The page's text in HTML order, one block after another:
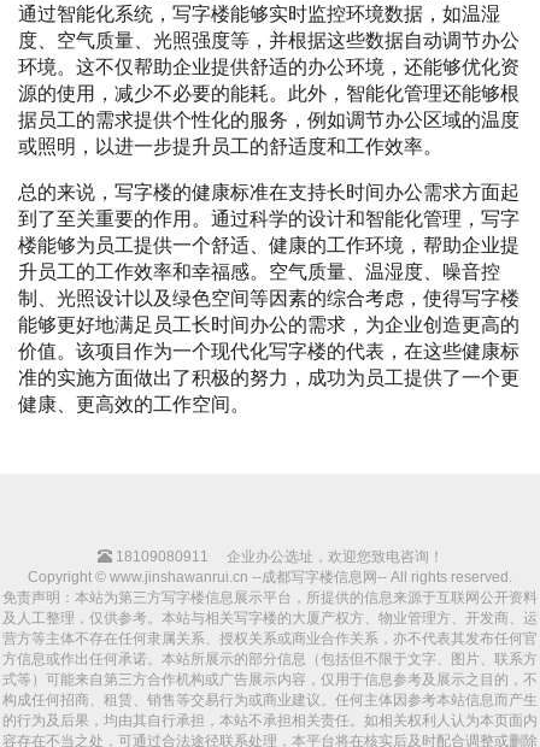
通过智能化系统，写字楼能够实时监控环境数据，如温湿
度、空气质量、光照强度等，并根据这些数据自动调节办公
环境。这不仅帮助企业提供舒适的办公环境，还能够优化资
源的使用，减少不必要的能耗。此外，智能化管理还能够根
据员工的需求提供个性化的服务，例如调节办公区域的温度
或照明，以进一步提升员工的舒适度和工作效率。
总的来说，写字楼的健康标准在支持长时间办公需求方面起
到了至关重要的作用。通过科学的设计和智能化管理，写字
楼能够为员工提供一个舒适、健康的工作环境，帮助企业提
升员工的工作效率和幸福感。空气质量、温湿度、噪音控
制、光照设计以及绿色空间等因素的综合考虑，使得写字楼
能够更好地满足员工长时间办公的需求，为企业创造更高的
价值。该项目作为一个现代化写字楼的代表，在这些健康标
准的实施方面做出了积极的努力，成功为员工提供了一个更
健康、更高效的工作空间。
18109080911
企业办公选址，欢迎您致电咨询！
Copyright © www.jinshawanrui.cn --成都写字楼信息网-- All rights reserved.
免责声明：本站为第三方写字楼信息展示平台，所提供的信息来源于互联网公开资料
及人工整理，仅供参考。本站与相关写字楼的大厦产权方、物业管理方、开发商、运
营方等主体不存在任何隶属关系、授权关系或商业合作关系，亦不代表其发布任何官
方信息或作出任何承诺。本站所展示的部分信息（包括但不限于文字、图片、联系方
式等）可能来自第三方合作机构或广告展示内容，仅用于信息参考及展示之目的，不
构成任何招商、租赁、销售等交易行为或商业建议。任何主体因参考本站信息而产生
的行为及后果，均由其自行承担，本站不承担相关责任。如相关权利人认为本页面内
容存在不当之处，可通过合法途径联系处理，本平台将在核实后及时配合调整或删除